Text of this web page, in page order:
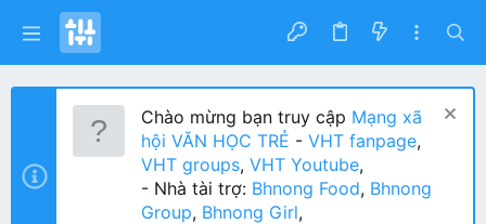
Chào mừng bạn truy cập Mạng xã
hội VĂN HỌC TRẺ - VHT fanpage,
VHT groups, VHT Youtube,
- Nhà tài trợ: Bhnong Food, Bhnong
Group, Bhnong Girl,